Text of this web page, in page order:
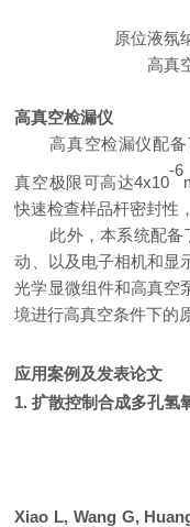
原位液氛
高真
高真空检漏仪
高真空检漏仪配
真空极限可高达4x10
-6
快速检查样品杆密封性
此外，本系统配备
动
以及电子相机和显
光学显微组件和高真空
境进行高真空条件下的
应用案例及发表论文
1. 扩散控制合成多孔氢
Xiao L, Wang G,